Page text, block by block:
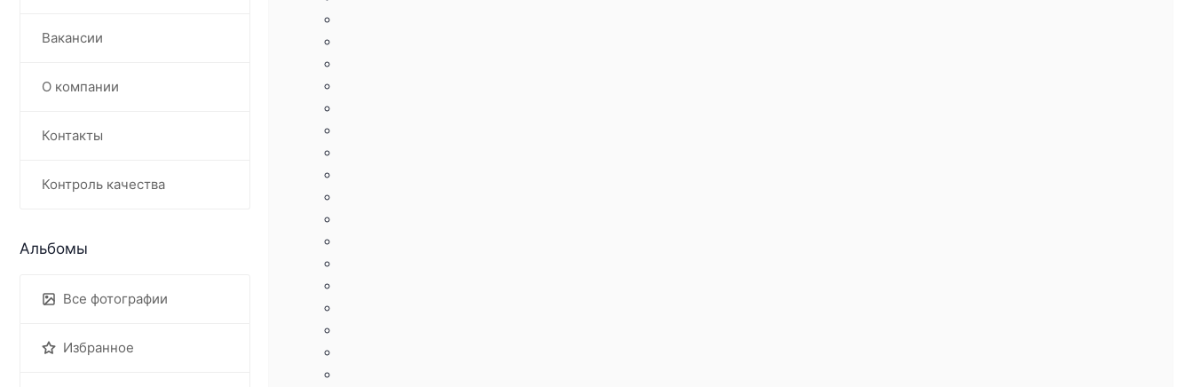
Вакансии
О компании
Контакты
Контроль качества
Альбомы
Все фотографии
Избранное